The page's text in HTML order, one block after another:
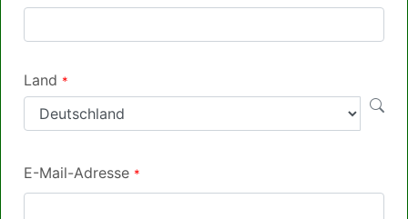
Land *
E-Mail-Adresse *